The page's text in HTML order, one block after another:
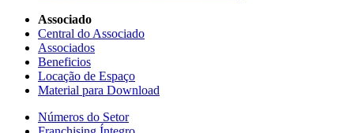
Associado
Central do Associado
Associados
Beneficios
Locação de Espaço
Material para Download
Números do Setor